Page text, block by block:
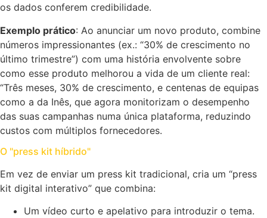
os dados conferem credibilidade.
Exemplo prático: Ao anunciar um novo produto, combine
números impressionantes (ex.: “30% de crescimento no
último trimestre”) com uma história envolvente sobre
como esse produto melhorou a vida de um cliente real:
“Três meses, 30% de crescimento, e centenas de equipas
como a da Inês, que agora monitorizam o desempenho
das suas campanhas numa única plataforma, reduzindo
custos com múltiplos fornecedores.
O "press kit híbrido"
Em vez de enviar um press kit tradicional, cria um “press
kit digital interativo” que combina:
Um vídeo curto e apelativo para introduzir o tema.